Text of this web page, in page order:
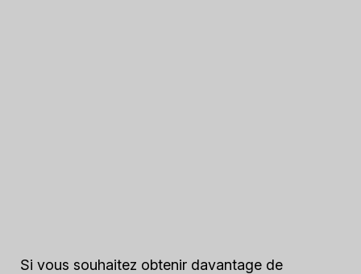
Si vous souhaitez obtenir davantage de